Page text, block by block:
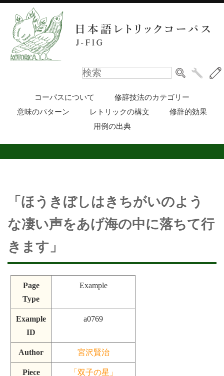
コーパスについて
修辞技法のカテゴリー
意味のパターン
レトリックの構文
修辞的効果
用例の出典
「ほうきぼしはきちがいのよう
な凄い声をあげ海の中に落ちて行
きます」
Page
Type
Example
Example
ID
a0769
Author 宮沢賢治
Piece 「双子の星」